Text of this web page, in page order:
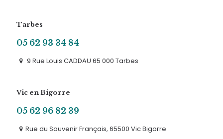
Tarbes
05 62 93 34 84
9 Rue Louis CADDAU 65 000 Tarbes
Vic en Bigorre
05 62 96 82 39
Rue du Souvenir Français, 65500 Vic Bigorre